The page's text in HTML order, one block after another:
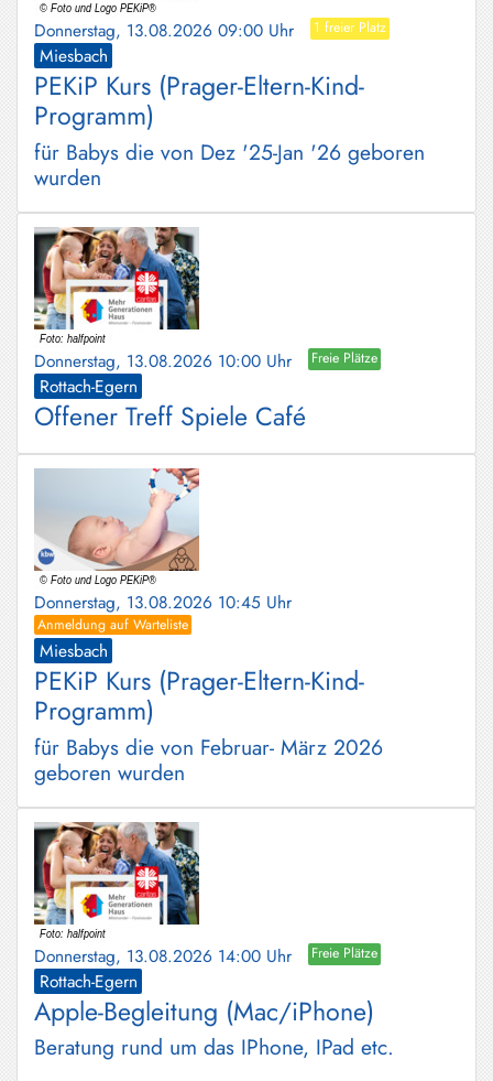
Donnerstag, 13.08.2026 09:00 Uhr 1 freier Platz
Miesbach
PEKiP Kurs (Prager-Eltern-Kind-
Programm)
für Babys die von Dez '25-Jan '26 geboren
wurden
Donnerstag, 13.08.2026 10:00 Uhr Freie Plätze
Rottach-Egern
Offener Treff Spiele Café
Donnerstag, 13.08.2026 10:45 Uhr
Anmeldung auf Warteliste
Miesbach
PEKiP Kurs (Prager-Eltern-Kind-
Programm)
für Babys die von Februar- März 2026
geboren wurden
Donnerstag, 13.08.2026 14:00 Uhr Freie Plätze
Rottach-Egern
Apple-Begleitung (Mac/iPhone)
Beratung rund um das IPhone, IPad etc.